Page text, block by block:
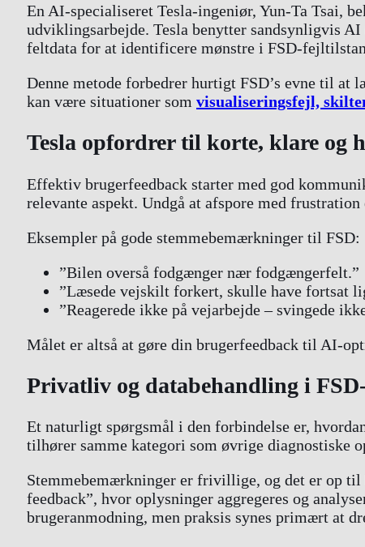
En AI-specialiseret Tesla-ingeniør, Yun-Ta Tsai,
udviklingsarbejde. Tesla benytter sandsynligvis
feltdata for at identificere mønstre i FSD-
Denne metode forbedrer hurtigt FSD’s evne til
kan være situationer som visualiseringsfejl,
Tesla opfordrer til korte, klare og
Effektiv brugerfeedback starter med god
relevante aspekt. Undgå at afspore med
Eksempler på gode stemmebemærkninger til FSD:
”Bilen overså fodgænger nær fodgængerfelt.”
”Læsede vejskilt forkert, skulle have fortsat
”Reagerede ikke på vejarbejde – svingede
Målet er altså at gøre din brugerfeedback til AI-
Privatliv og databehandling i
Et naturligt spørgsmål i den forbindelse er,
tilhører samme kategori som øvrige diagnostiske
Stemmebemærkninger er frivillige, og det er op
feedback”, hvor oplysninger aggregeres og
brugeranmodning, men praksis synes primært at